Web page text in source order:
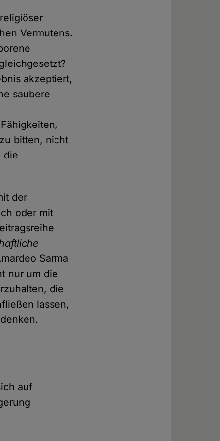
Vermutens.
akzeptiert,
saubere
bitten, nicht
die
der
oder mit
Sarma
nur um die
die
lassen,
auf